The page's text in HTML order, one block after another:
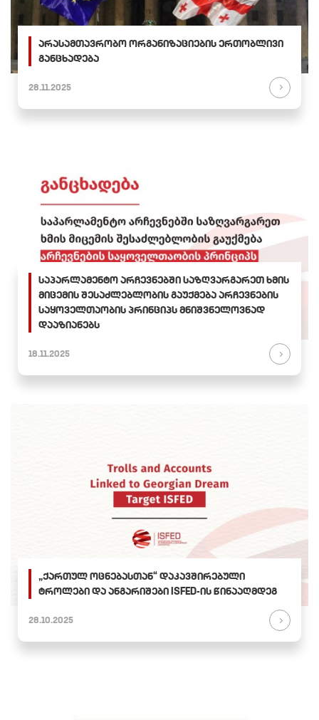
არასამთავრობო ორგანიზაციების ერთობლივი
განცხადება
28.11.2025
საპარლამენტო არჩევნებში საზღვარგარეთ ხმის
მიცემის შესაძლებლობის გაუქმება არჩევნების
საყოველთაობის პრინციპს მნიშვნელოვნად
დააზიანებს
18.11.2025
„ქართულ ოცნებასთან“ დაკავშირებული
ტროლები და ანგარიშები ISFED-ის წინააღმდეგ
28.10.2025